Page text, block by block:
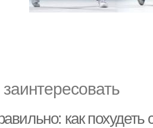
как похудеть